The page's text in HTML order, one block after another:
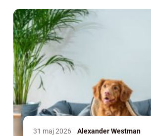
31 maj 2026 Alexander Westman